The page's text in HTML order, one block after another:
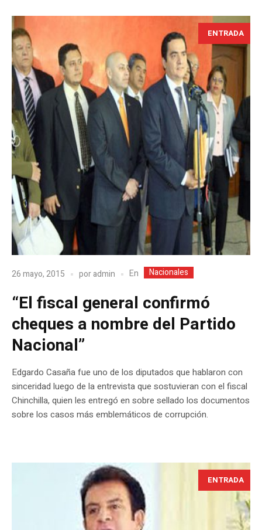
ENTRADA
26 mayo, 2015 poradmin En Nacionales
“El fiscal general confirmó
cheques a nombre del Partido
Nacional”
Edgardo Casaña fue uno de los diputados que hablaron con
sinceridad luego de la entrevista que sostuvieran con el fiscal
Chinchilla, quien les entregó en sobre sellado los documentos
sobre los casos más emblemáticos de corrupción.
ENTRADA